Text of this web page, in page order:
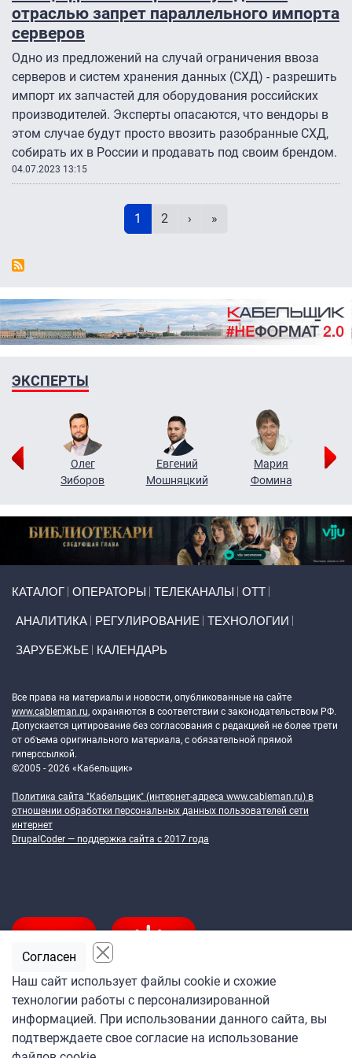
отраслью запрет параллельного импорта
серверов
Одно из предложений на случай ограничения ввоза
серверов и систем хранения данных (СХД) - разрешить
импорт их запчастей для оборудования российских
производителей. Эксперты опасаются, что вендоры в
этом случае будут просто ввозить разобранные СХД,
собирать их в России и продавать под своим брендом.
04.07.2023 13:15
Текущая страница
1 Page
2 Следующая страница
› Последняя страница
»
ЭКСПЕРТЫ
Олег
Зиборов
Евгений
Мошняцкий
Мария
Фомина
КАТАЛОГ ОПЕРАТОРЫ ТЕЛЕКАНАЛЫ ОТТ
АНАЛИТИКА РЕГУЛИРОВАНИЕ ТЕХНОЛОГИИ
ЗАРУБЕЖЬЕ КАЛЕНДАРЬ
Все права на материалы и новости, опубликованные на сайте
www.cableman.ru, охраняются в соответствии с законодательством РФ.
Допускается цитирование без согласования с редакцией не более трети
от объема оригинального материала, с обязательной прямой
гиперссылкой.
©2005 - 2026 «Кабельщик»
Политика сайта "Кабельщик" (интернет-адреса www.cableman.ru) в
отношении обработки персональных данных пользователей сети
интернет
DrupalCoder — поддержка сайта c 2017 года
Подпишитесь
на ежедневную рассылку
«Кабельщика»
Наш сайт использует файлы cookie и схожие
технологии работы с персонализированной
информацией. При использовании данного сайта, вы
подтверждаете свое согласие на использование
Согласен